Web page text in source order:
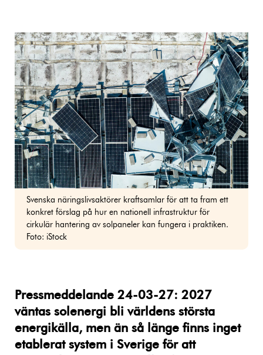
Svenska näringslivsaktörer kraftsamlar för att ta fram ett
konkret förslag på hur en nationell infrastruktur för
cirkulär hantering av solpaneler kan fungera i praktiken.
Foto: iStock
Pressmeddelande 24-03-27: 2027
väntas solenergi bli världens största
energikälla, men än så länge finns inget
etablerat system i Sverige för att